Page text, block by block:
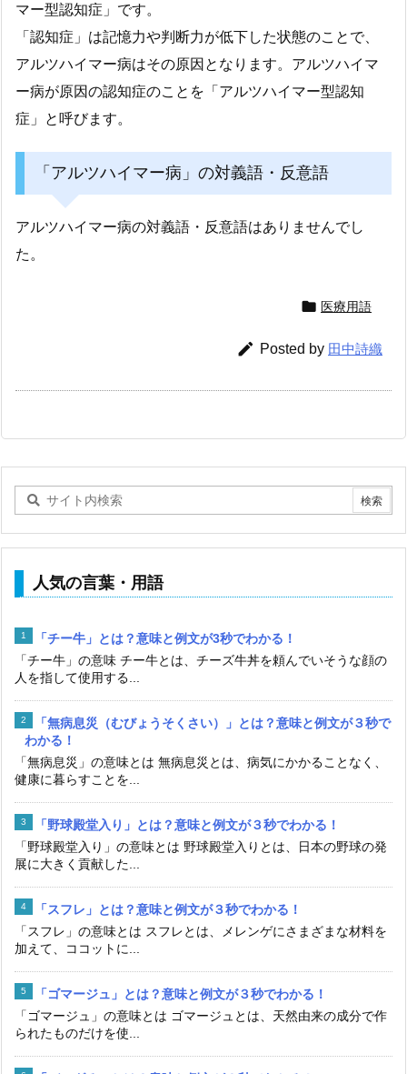
マー型認知症」です。
「認知症」は記憶力や判断力が低下した状態のことで、
アルツハイマー病はその原因となります。アルツハイマ
ー病が原因の認知症のことを「アルツハイマー型認知
症」と呼びます。
「アルツハイマー病」の対義語・反意語
アルツハイマー病の対義語・反意語はありませんでし
た。
 医療用語
 Posted by 田中詩織
人気の言葉・用語
「チー牛」とは？意味と例文が3秒でわかる！
「チー牛」の意味 チー牛とは、チーズ牛丼を頼んでいそうな顔の
人を指して使用する...
「無病息災（むびょうそくさい）」とは？意味と例文が３秒で
わかる！
「無病息災」の意味とは 無病息災とは、病気にかかることなく、
健康に暮らすことを...
「野球殿堂入り」とは？意味と例文が３秒でわかる！
「野球殿堂入り」の意味とは 野球殿堂入りとは、日本の野球の発
展に大きく貢献した...
「スフレ」とは？意味と例文が３秒でわかる！
「スフレ」の意味とは スフレとは、メレンゲにさまざまな材料を
加えて、ココットに...
「ゴマージュ」とは？意味と例文が３秒でわかる！
「ゴマージュ」の意味とは ゴマージュとは、天然由来の成分で作
られたものだけを使...